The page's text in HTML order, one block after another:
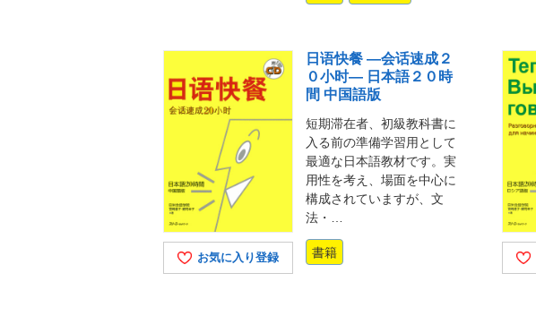
お気に入り登録
日语快餐 ―会话速成２
０小时― 日本語２０時
間 中国語版
短期滞在者、初級教科書に
入る前の準備学習用として
最適な日本語教材です。実
用性を考え、場面を中心に
構成されていますが、文
法・…
書籍